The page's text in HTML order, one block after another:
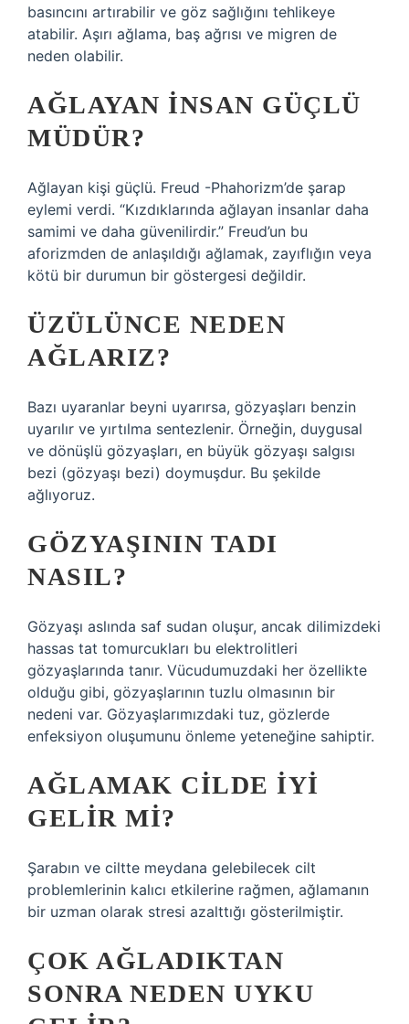
basıncını artırabilir ve göz sağlığını tehlikeye
atabilir. Aşırı ağlama, baş ağrısı ve migren de
neden olabilir.
AĞLAYAN INSAN GÜÇLÜ
MÜDÜR?
Ağlayan kişi güçlü. Freud -Phahorizm’de şarap
eylemi verdi. “Kızdıklarında ağlayan insanlar daha
samimi ve daha güvenilirdir.” Freud’un bu
aforizmden de anlaşıldığı ağlamak, zayıflığın veya
kötü bir durumun bir göstergesi değildir.
ÜZÜLÜNCE NEDEN
AĞLARIZ?
Bazı uyaranlar beyni uyarırsa, gözyaşları benzin
uyarılır ve yırtılma sentezlenir. Örneğin, duygusal
ve dönüşlü gözyaşları, en büyük gözyaşı salgısı
bezi (gözyaşı bezi) doymuşdur. Bu şekilde
ağlıyoruz.
GÖZYAŞININ TADI
NASIL?
Gözyaşı aslında saf sudan oluşur, ancak dilimizdeki
hassas tat tomurcukları bu elektrolitleri
gözyaşlarında tanır. Vücudumuzdaki her özellikte
olduğu gibi, gözyaşlarının tuzlu olmasının bir
nedeni var. Gözyaşlarımızdaki tuz, gözlerde
enfeksiyon oluşumunu önleme yeteneğine sahiptir.
AĞLAMAK CILDE IYI
GELIR MI?
Şarabın ve ciltte meydana gelebilecek cilt
problemlerinin kalıcı etkilerine rağmen, ağlamanın
bir uzman olarak stresi azalttığı gösterilmiştir.
ÇOK AĞLADIKTAN
SONRA NEDEN UYKU